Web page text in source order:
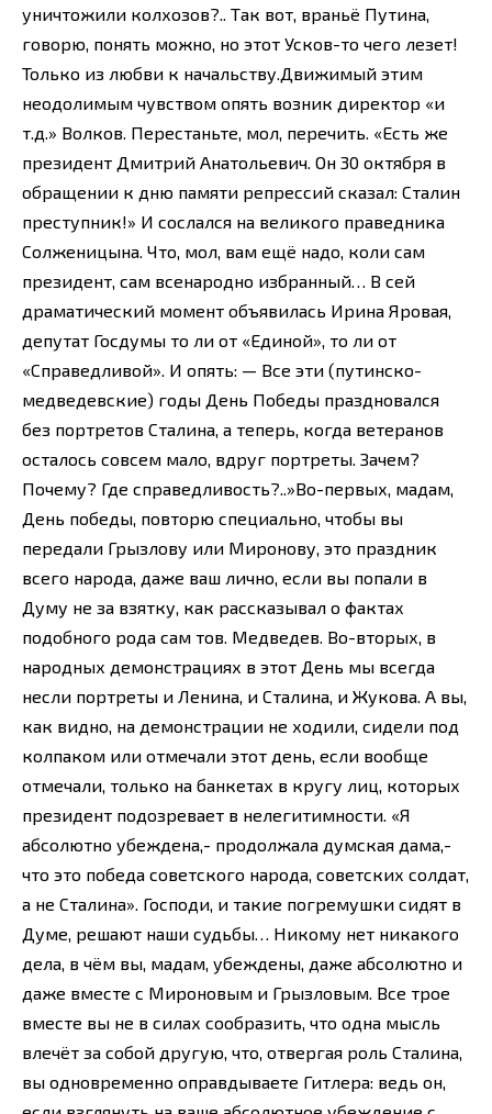
уничтожили колхозов?.. Так вот, враньё Путина,
говорю, понять можно, но этот Усков-то чего лезет!
Только из любви к начальству.Движимый этим
неодолимым чувством опять возник директор «и
т.д.» Волков. Перестаньте, мол, перечить. «Есть же
президент Дмитрий Анатольевич. Он 30 октября в
обращении к дню памяти репрессий сказал: Сталин
преступник!» И сослался на великого праведника
Солженицына. Что, мол, вам ещё надо, коли сам
президент, сам всенародно избранный… В сей
драматический момент объявилась Ирина Яровая,
депутат Госдумы то ли от «Единой», то ли от
«Справедливой». И опять: — Все эти (путинско-
медведевские) годы День Победы праздновался
без портретов Сталина, а теперь, когда ветеранов
осталось совсем мало, вдруг портреты. Зачем?
Почему? Где справедливость?..»Во-первых, мадам,
День победы, повторю специально, чтобы вы
передали Грызлову или Миронову, это праздник
всего народа, даже ваш лично, если вы попали в
Думу не за взятку, как рассказывал о фактах
подобного рода сам тов. Медведев. Во-вторых, в
народных демонстрациях в этот День мы всегда
несли портреты и Ленина, и Сталина, и Жукова. А вы,
как видно, на демонстрации не ходили, сидели под
колпаком или отмечали этот день, если вообще
отмечали, только на банкетах в кругу лиц, которых
президент подозревает в нелегитимности. «Я
абсолютно убеждена,- продолжала думская дама,-
что это победа советского народа, советских солдат,
а не Сталина». Господи, и такие погремушки сидят в
Думе, решают наши судьбы… Никому нет никакого
дела, в чём вы, мадам, убеждены, даже абсолютно и
даже вместе с Мироновым и Грызловым. Все трое
вместе вы не в силах сообразить, что одна мысль
влечёт за собой другую, что, отвергая роль Сталина,
вы одновременно оправдываете Гитлера: ведь он,